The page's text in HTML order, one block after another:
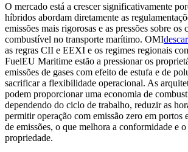
O mercado está a crescer significativamente
híbridos abordam diretamente as
emissões mais rigorosas e as pressões sobre os
combustível no transporte marítimo. OMI
as regras CII e EEXI e os regimes regionais
FuelEU Maritime estão a pressionar os
emissões de gases com efeito de estufa e de
sacrificar a flexibilidade operacional. As
podem proporcionar uma economia de
dependendo do ciclo de trabalho, reduzir as
permitir operação com emissão zero em portos
de emissões, o que melhora a conformidade e
propriedade.